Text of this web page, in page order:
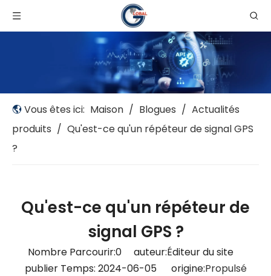
Vous êtes ici: Maison / Blogues / Actualités
produits / Qu'est-ce qu'un répéteur de signal GPS
?
Qu'est-ce qu'un répéteur de
signal GPS ?
Nombre Parcourir:0 auteur:Éditeur du site
publier Temps: 2024-06-05 origine:Propulsé